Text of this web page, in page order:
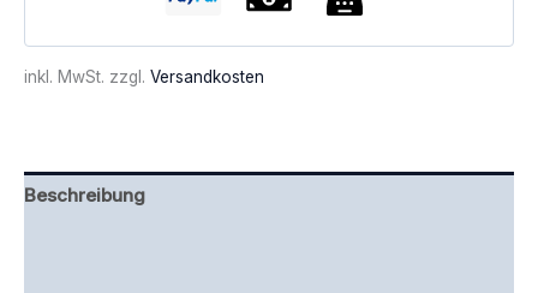
inkl. MwSt. zzgl. Versandkosten
Beschreibung